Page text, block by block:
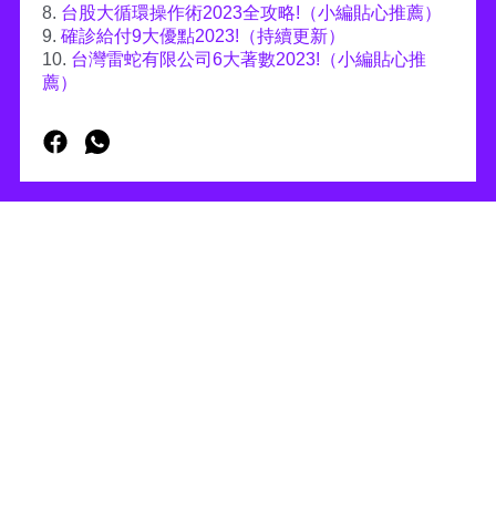
8. 台股大循環操作術2023全攻略!（小編貼心推薦）
9. 確診給付9大優點2023!（持續更新）
10. 台灣雷蛇有限公司6大著數2023!（小編貼心推
薦）